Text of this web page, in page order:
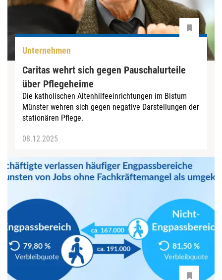
Unternehmen
Caritas wehrt sich gegen Pauschalurteile
über Pflegeheime
Die katholischen Altenhilfeeinrichtungen im Bistum
Münster wehren sich gegen negative Darstellungen der
stationären Pflege.
08.12.2025